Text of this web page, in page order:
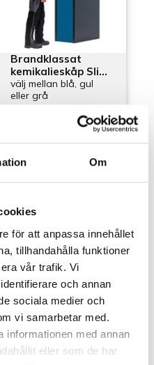
Om
för att anpassa innehållet
tillhandahålla funktioner
vår trafik. Vi
och annan
sociala medier och
vi samarbetar med.
informationen med annan
eller som de har
Brandklassat
kemikalieskåp Slim-
Scoper 45-4, fyra
hyllplan
välj mellan blå, gul
eller grå
Brandklassat
kemikalieskåp
Wide-Scoper 81-8,
åtta hyllplan
eller grå